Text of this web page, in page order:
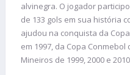
alvinegra. O jogador
de 133 gols em sua história
ajudou na conquista da
em 1997, da Copa
Mineiros de 1999, 2000 e